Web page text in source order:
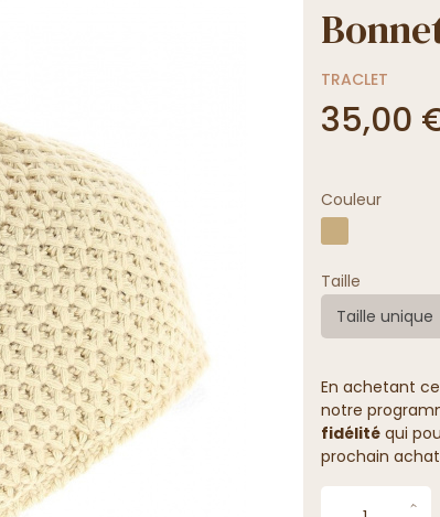
TRACLET
35,00
Couleur
Taille
Taille unique
En achetant
notre
fidélitéqui
prochain